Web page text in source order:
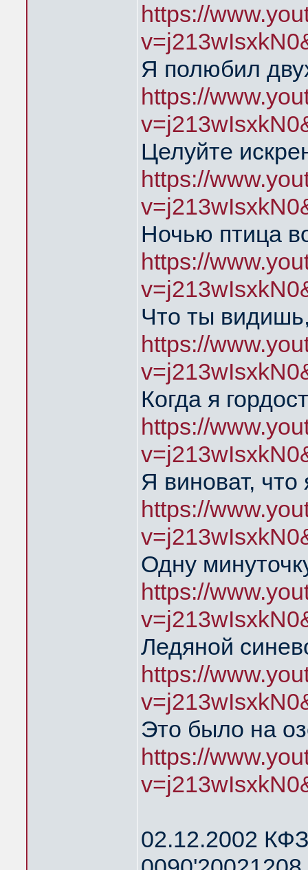
https://
Я полюбил
https://
Целуйте
https://
Ночью птица
https://
Что ты
https://
Когда я
https://
Я виноват,
https://
Одну
https://
Ледяной
https://
Это было на
https://
02.12.2002